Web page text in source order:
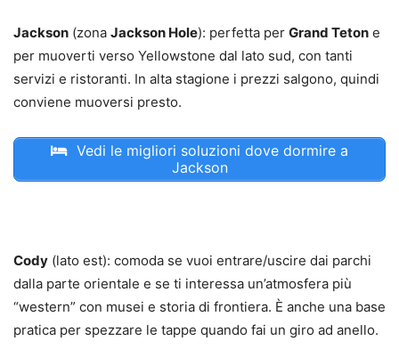
Jackson (zona Jackson Hole): perfetta per Grand Teton e
per muoverti verso Yellowstone dal lato sud, con tanti
servizi e ristoranti. In alta stagione i prezzi salgono, quindi
conviene muoversi presto.
Vedi le migliori soluzioni dove dormire a
Jackson
Cody (lato est): comoda se vuoi entrare/uscire dai parchi
dalla parte orientale e se ti interessa un’atmosfera più
“western” con musei e storia di frontiera. È anche una base
pratica per spezzare le tappe quando fai un giro ad anello.